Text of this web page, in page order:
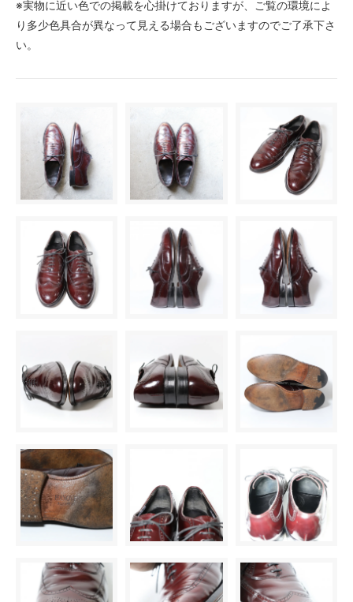
※実物に近い色での掲載を心掛けておりますが、ご覧の環境によ
り多少色具合が異なって見える場合もございますのでご了承下さ
い。